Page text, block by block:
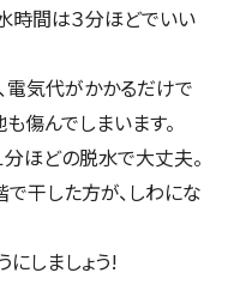
時間は３分ほどでいい
電気代がかかるだけで
傷んでしまいます。
ほどの脱水で大丈夫。
干した方が、しわにな
しましょう!